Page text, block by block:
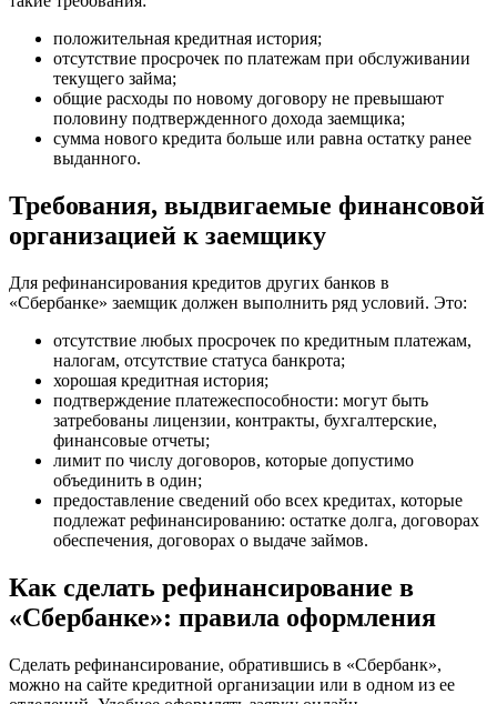
положительная кредитная история;
отсутствие просрочек по платежам при обслуживании
текущего займа;
общие расходы по новому договору не превышают
половину подтвержденного дохода заемщика;
сумма нового кредита больше или равна остатку ранее
выданного.
Требования, выдвигаемые финансовой
организацией к заемщику
Для рефинансирования кредитов других банков в
«Сбербанке» заемщик должен выполнить ряд условий. Это:
отсутствие любых просрочек по кредитным платежам,
налогам, отсутствие статуса банкрота;
хорошая кредитная история;
подтверждение платежеспособности: могут быть
затребованы лицензии, контракты, бухгалтерские,
финансовые отчеты;
лимит по числу договоров, которые допустимо
объединить в один;
предоставление сведений обо всех кредитах, которые
подлежат рефинансированию: остатке долга, договорах
обеспечения, договорах о выдаче займов.
Как сделать рефинансирование в
«Сбербанке»: правила оформления
Сделать рефинансирование, обратившись в «Сбербанк»,
можно на сайте кредитной организации или в одном из ее